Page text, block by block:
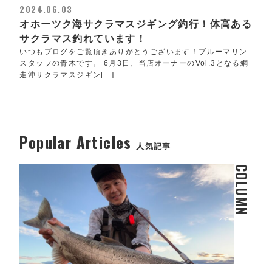
2024.06.03
オホーツク海サクラマスジギング釣行！体高ある
サクラマス釣れています！
いつもブログをご覧頂きありがとうございます！ブルーマリン
スタッフの青木です。 6月3日、当店オーナーのVol.3となる網
走沖サクラマスジギン[...]
Popular Articles 人気記事
COLUMN